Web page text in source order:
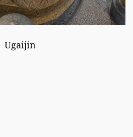
Ugaijin